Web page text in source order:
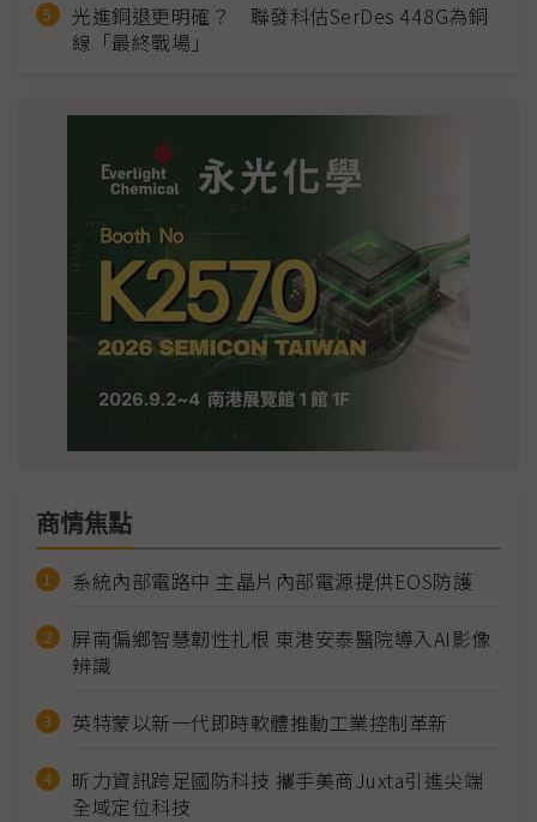
光進銅退更明確？ 聯發科估SerDes 448G為銅
線「最終戰場」
商情焦點
系統內部電路中 主晶片內部電源提供EOS防護
屏南偏鄉智慧韌性扎根 東港安泰醫院導入AI影像
辨識
英特蒙以新一代即時軟體推動工業控制革新
昕力資訊跨足國防科技 攜手美商Juxta引進尖端
全域定位科技